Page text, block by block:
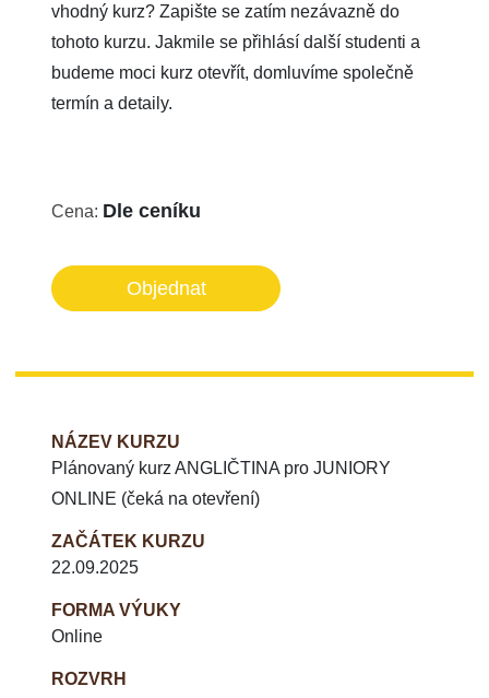
vhodný kurz? Zapište se zatím nezávazně do
tohoto kurzu. Jakmile se přihlásí další studenti a
budeme moci kurz otevřít, domluvíme společně
termín a detaily.
Cena: Dle ceníku
Objednat
NÁZEV KURZU
Plánovaný kurz ANGLIČTINA pro JUNIORY
ONLINE (čeká na otevření)
ZAČÁTEK KURZU
22.09.2025
FORMA VÝUKY
Online
ROZVRH